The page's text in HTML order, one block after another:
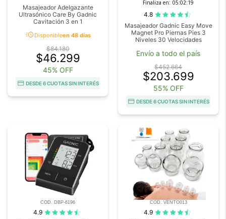
Masajeador Adelgazante
Ultrasónico Care By Gadnic
Cavitación 3 en 1
acuteDisponibleen 48 días
$84.180
$46.299
45% OFF
DESDE 6 CUOTAS SIN INTERÉS
Finaliza en: 05:02:18
4.8
Masajeador Gadnic Easy Move
Magnet Pro Piernas Pies 3
Niveles 30 Velocidades
Envío a todo el país
$452.664
$203.699
55% OFF
DESDE 6 CUOTAS SIN INTERÉS
COD. DBP-6196
4.9
COD. VENTO013
4.9